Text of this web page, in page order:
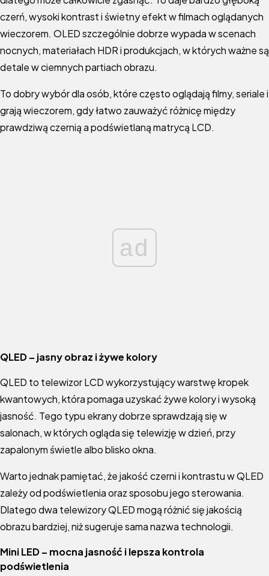
czerń, wysoki kontrast i świetny efekt w filmach oglądanych
wieczorem. OLED szczególnie dobrze wypada w scenach
nocnych, materiałach HDR i produkcjach, w których ważne są
detale w ciemnych partiach obrazu.
To dobry wybór dla osób, które często oglądają filmy, seriale i
grają wieczorem, gdy łatwo zauważyć różnicę między
prawdziwą czernią a podświetlaną matrycą LCD.
ad
QLED – jasny obraz i żywe kolory
QLED to telewizor LCD wykorzystujący warstwę kropek
kwantowych, która pomaga uzyskać żywe kolory i wysoką
jasność. Tego typu ekrany dobrze sprawdzają się w
salonach, w których ogląda się telewizję w dzień, przy
zapalonym świetle albo blisko okna.
Warto jednak pamiętać, że jakość czerni i kontrastu w QLED
zależy od podświetlenia oraz sposobu jego sterowania.
Dlatego dwa telewizory QLED mogą różnić się jakością
obrazu bardziej, niż sugeruje sama nazwa technologii.
Mini LED – mocna jasność i lepsza kontrola
podświetlenia